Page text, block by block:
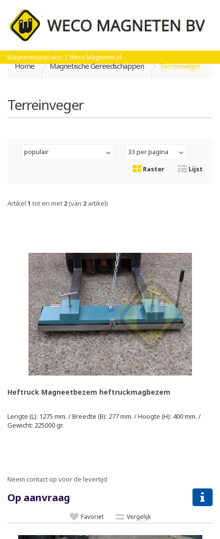
Magnetenspecialist | Weco Magneten.nl
Home Magnetische Gereedschappen Terreinveger
Terreinveger
populair
33 per pagina
Raster
Lijst
Artikel 1 tot en met 2(van 2 artikel)
Heftruck Magneetbezem heftruckmagbezem
Lengte (L): 1275 mm. / Breedte (B): 277 mm. / Hoogte (H): 400 mm. /
Gewicht: 225000 gr.
Neem contact op voor de levertijd
Op aanvraag
Favoriet Vergelijk